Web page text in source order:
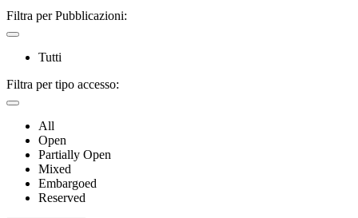
Filtra per Pubblicazioni:
Tutti
Filtra per tipo accesso:
All
Open
Partially Open
Mixed
Embargoed
Reserved